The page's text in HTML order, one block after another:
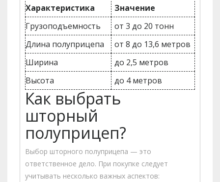
Характеристика
Значение
Грузоподъемность
от 3 до 20 тонн
Длина полуприцепа
от 8 до 13,6 метров
Ширина
до 2,5 метров
Высота
до 4 метров
Как выбрать
шторный
полуприцеп?
Выбор шторного полуприцепа — это
ответственное дело. При покупке следует
учитывать несколько важных аспектов: